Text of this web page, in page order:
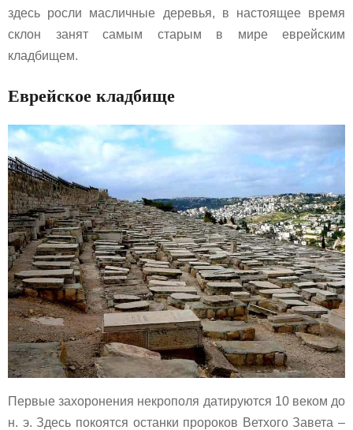
здесь росли масличные деревья, в настоящее время
склон занят самым старым в мире еврейским
кладбищем.
Еврейское кладбище
Первые захоронения некрополя датируются 10 веком до
н. э. Здесь покоятся останки пророков Ветхого Завета –